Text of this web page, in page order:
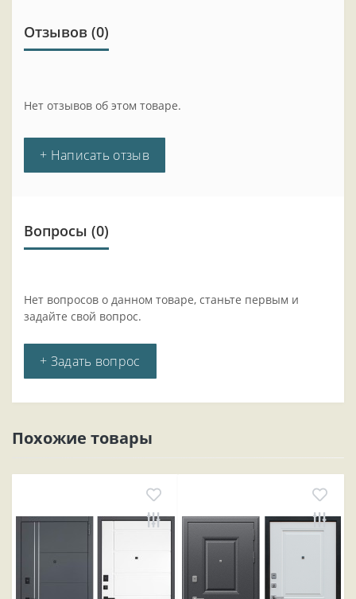
Отзывов (0)
Нет отзывов об этом товаре.
+ Написать отзыв
Вопросы (0)
Нет вопросов о данном товаре, станьте первым и
задайте свой вопрос.
+ Задать вопрос
Похожие товары